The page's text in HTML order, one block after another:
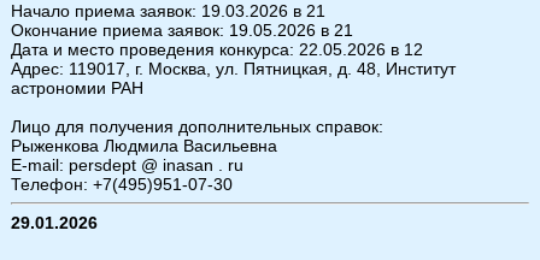
Начало приема заявок: 19.03.2026 в 21
Окончание приема заявок: 19.05.2026 в 21
Дата и место проведения конкурса: 22.05.2026 в 12
Адрес: 119017, г. Москва, ул. Пятницкая, д. 48, Институт
астрономии РАН
Лицо для получения дополнительных справок:
Рыженкова Людмила Васильевна
E-mail: persdept @ inasan . ru
Телефон: +7(495)951-07-30
29.01.2026